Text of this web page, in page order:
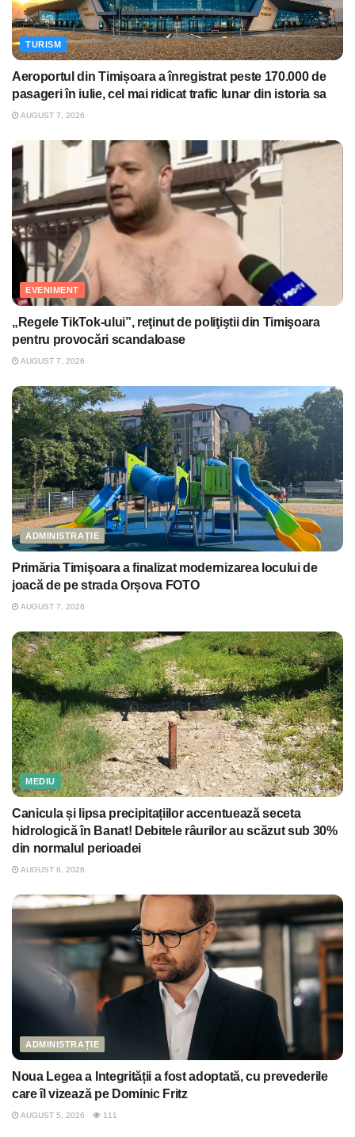
TURISM
Aeroportul din Timișoara a înregistrat peste 170.000 de
pasageri în iulie, cel mai ridicat trafic lunar din istoria sa
AUGUST 7, 2026
EVENIMENT
„Regele TikTok-ului”, reţinut de poliţiştii din Timişoara
pentru provocări scandaloase
AUGUST 7, 2026
ADMINISTRAȚIE
Primăria Timişoara a finalizat modernizarea locului de
joacă de pe strada Orșova FOTO
AUGUST 7, 2026
MEDIU
Canicula și lipsa precipitațiilor accentuează seceta
hidrologică în Banat! Debitele râurilor au scăzut sub 30%
din normalul perioadei
AUGUST 6, 2026
ADMINISTRAȚIE
Noua Legea a Integrității a fost adoptată, cu prevederile
care îl vizează pe Dominic Fritz
AUGUST 5, 2026 111